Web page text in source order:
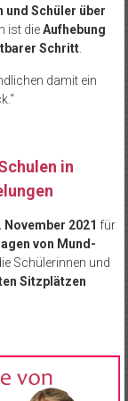
und Schüler über
ist dieAufhebung
Schritt.
damit ein
in
November 2021 für
von Mund-
Schülerinnen und
Sitzplätzen